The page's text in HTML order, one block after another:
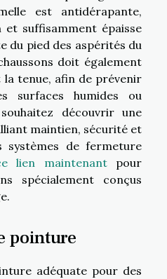
est antidérapante,
et suffisamment épaisse
du pied des aspérités du
doit également
tenue, afin de prévenir
surfaces humides ou
découvrir une
maintien, sécurité et
de fermeture
lien maintenantpour
spécialement conçus
pointure
adéquate pour des